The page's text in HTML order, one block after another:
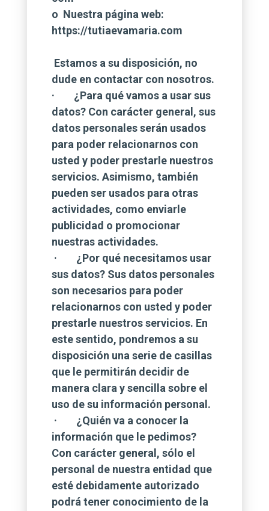
o Nuestra página web:
https://tutiaevamaria.com
Estamos a su disposición, no
dude en contactar con nosotros.
· ¿Para qué vamos a usar sus
datos? Con carácter general, sus
datos personales serán usados
para poder relacionarnos con
usted y poder prestarle nuestros
servicios. Asimismo, también
pueden ser usados para otras
actividades, como enviarle
publicidad o promocionar
nuestras actividades.
· ¿Por qué necesitamos usar
sus datos? Sus datos personales
son necesarios para poder
relacionarnos con usted y poder
prestarle nuestros servicios. En
este sentido, pondremos a su
disposición una serie de casillas
que le permitirán decidir de
manera clara y sencilla sobre el
uso de su información personal.
· ¿Quién va a conocer la
información que le pedimos?
Con carácter general, sólo el
personal de nuestra entidad que
esté debidamente autorizado
podrá tener conocimiento de la